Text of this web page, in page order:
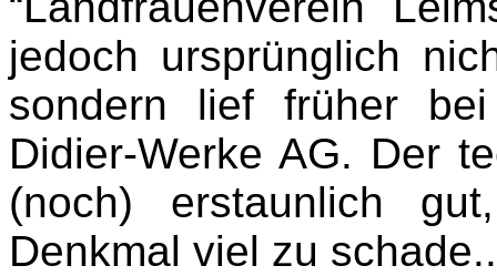
jedoch ursprünglich
sondern lief früher
Didier-Werke AG. Der
(noch) erstaunlich
Denkmal viel zu